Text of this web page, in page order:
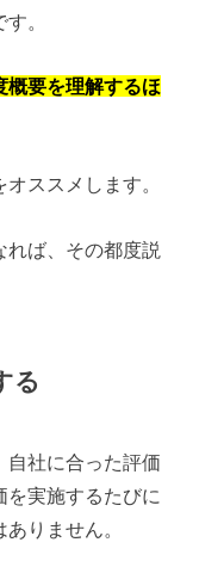
。
概要を理解するほ
ススメします。
れば、その都度説
る
自社に合った評価
を実施するたびに
りません。